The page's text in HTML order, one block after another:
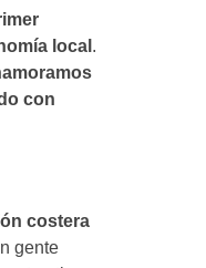
local .
con
costera
gente